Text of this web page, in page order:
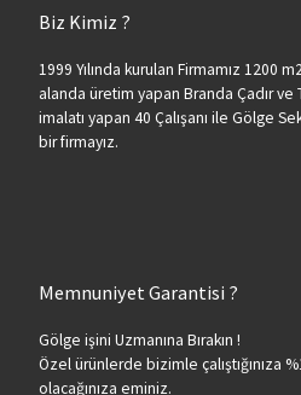
Biz Kimiz ?
1999 Yılında kurulan Firmamız 1200
alanda üretim yapan Branda Çadır ve
imalatı yapan 40 Çalışanı ile Gölge
bir firmayız.
Memnuniyet Garantisi ?
Gölge işini Uzmanına Bırakın !
Özel ürünlerde bizimle çalıştığınıza
olacağınıza eminiz.